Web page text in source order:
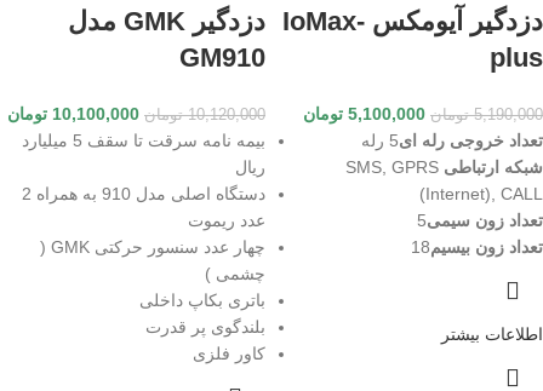
دزدگیر آیومکس IoMax-
plus
5,190,000 تومان 5,100,000 تومان
تعداد خروجی رله ای5 رله
شبکه ارتباطی SMS, GPRS
(Internet), CALL
تعداد زون سیمی5
تعداد زون بیسیم18
اطلاعات بیشتر
دزدگیر GMK مدل
GM910
10,120,000 تومان 10,100,000 تومان
بیمه نامه سرقت تا سقف 5 میلیارد
ریال
دستگاه اصلی مدل 910 به همراه 2
عدد ریموت
چهار عدد سنسور حرکتی GMK (
چشمی )
باتری بکاپ داخلی
بلندگوی پر قدرت
کاور فلزی